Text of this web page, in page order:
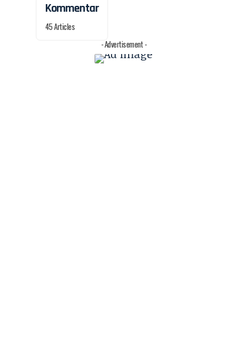
Kommentar
45 Articles
- Advertisement -